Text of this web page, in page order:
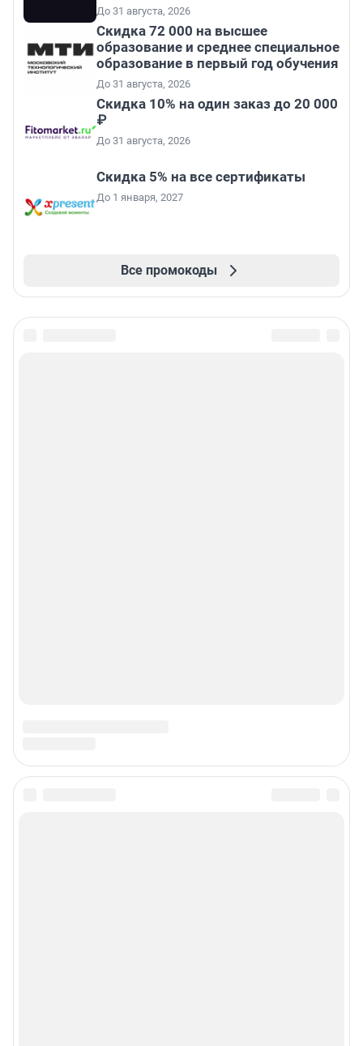
До 31 августа, 2026
Скидка 72 000 на высшее
образование и среднее специальное
образование в первый год обучения
До 31 августа, 2026
Скидка 10% на один заказ до 20 000
₽
До 31 августа, 2026
Скидка 5% на все сертификаты
До 1 января, 2027
Все промокоды